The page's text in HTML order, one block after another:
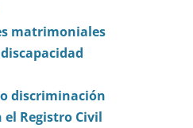
matrimoniales
discriminación
Registro Civil